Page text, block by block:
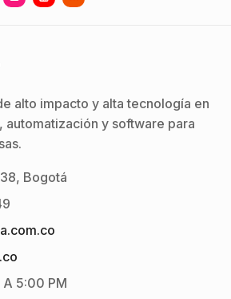
alto impacto y alta tecnología en
automatización y software para
Bogotá
A 5:00 PM